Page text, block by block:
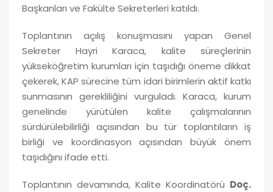
Başkanları ve Fakülte Sekreterleri katıldı.
Toplantının açılış konuşmasını yapan Genel
Sekreter Hayri Karaca, kalite süreçlerinin
yükseköğretim kurumları için taşıdığı öneme dikkat
çekerek, KAP sürecine tüm idari birimlerin aktif katkı
sunmasının gerekliliğini vurguladı. Karaca, kurum
genelinde yürütülen kalite çalışmalarının
sürdürülebilirliği açısından bu tür toplantıların iş
birliği ve koordinasyon açısından büyük önem
taşıdığını ifade etti.
Toplantının devamında, Kalite Koordinatörü Doç.